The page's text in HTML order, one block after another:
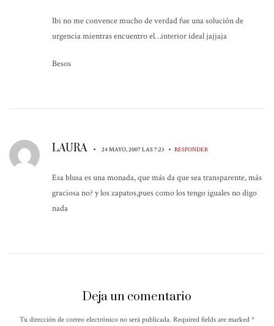
Ibi no me convence mucho de verdad fue una solución de
urgencia mientras encuentro el…interior ideal jajjaja
Besos
LAURA • 24 MAYO, 2007 LAS 7:23 • RESPONDER
Esa blusa es una monada, que más da que sea transparente, más
graciosa no? y los zapatos,pues como los tengo iguales no digo
nada
Deja un comentario
Tu dirección de correo electrónico no será publicada. Required fields are marked *